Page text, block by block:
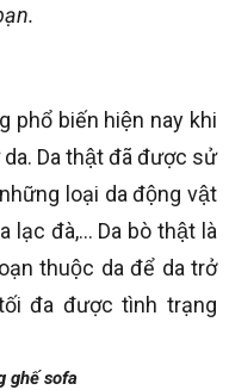
phổ biến hiện nay khi
Da thật đã được sử
loại da động vật
lạc đà,… Da bò thật là
thuộc da để da trở
đa được tình trạng
ghế sofa